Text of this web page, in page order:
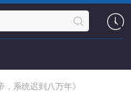
，系统迟到八万年》